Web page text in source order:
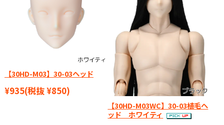
【30HD-M03】30-03ヘッド
¥935(税抜 ¥850)
【30HD-M03WC】30-03植毛ヘ
ッド ホワイティ